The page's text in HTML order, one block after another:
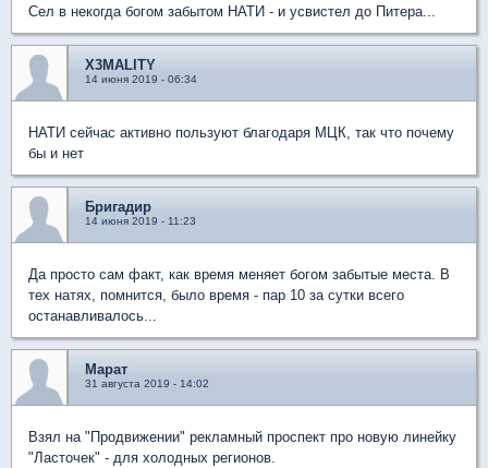
Сел в некогда богом забытом НАТИ - и усвистел до Питера...
X3MALITY
14 июня 2019 - 06:34
НАТИ сейчас активно пользуют благодаря МЦК, так что почему
бы и нет
Бригадир
14 июня 2019 - 11:23
Да просто сам факт, как время меняет богом забытые места. В
тех натях, помнится, было время - пар 10 за сутки всего
останавливалось...
Марат
31 августа 2019 - 14:02
Взял на "Продвижении" рекламный проспект про новую линейку
"Ласточек" - для холодных регионов.